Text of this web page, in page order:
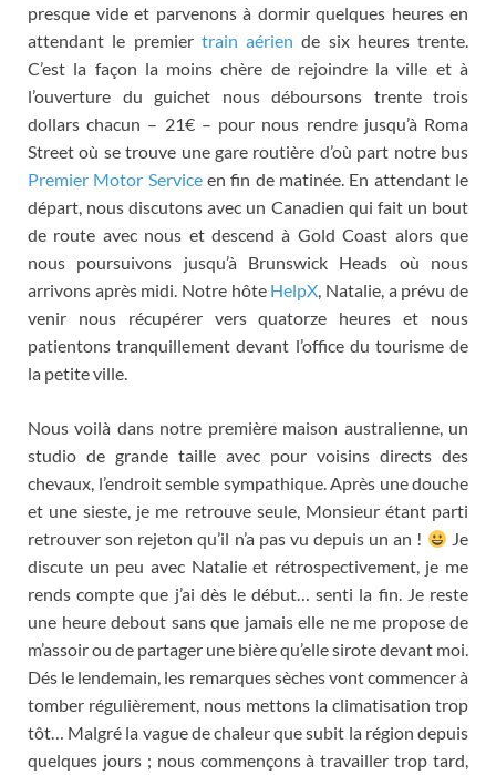
presque vide et parvenons à dormir quelques heures en
attendant le premier train aérien de six heures trente.
C’est la façon la moins chère de rejoindre la ville et à
l’ouverture du guichet nous déboursons trente trois
dollars chacun – 21€ – pour nous rendre jusqu’à Roma
Street où se trouve une gare routière d’où part notre bus
Premier Motor Service en fin de matinée. En attendant le
départ, nous discutons avec un Canadien qui fait un bout
de route avec nous et descend à Gold Coast alors que
nous poursuivons jusqu’à Brunswick Heads où nous
arrivons après midi. Notre hôte HelpX, Natalie, a prévu de
venir nous récupérer vers quatorze heures et nous
patientons tranquillement devant l’office du tourisme de
la petite ville.
Nous voilà dans notre première maison australienne, un
studio de grande taille avec pour voisins directs des
chevaux, l’endroit semble sympathique.Après une douche
et une sieste, je me retrouve seule, Monsieur étant parti
retrouver son rejeton qu’il n’a pas vu depuis un an !
Je
discute un peu avec Natalie et rétrospectivement, je me
rends compte que j’ai dès le début…senti la fin. Je reste
une heure debout sans que jamais elle ne me propose de
m’assoir ou de partager une bière qu’elle sirote devant moi.
Dés le lendemain, les remarques sèches vont commencer à
tomber régulièrement, nous mettons la climatisation trop
tôt… Malgré la vague de chaleur que subit la région depuis
quelques jours; nous commençons à travailler trop tard,